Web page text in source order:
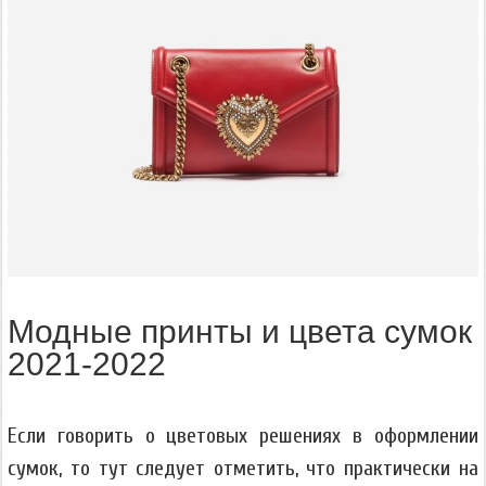
Модные принты и цвета сумок
2021-2022
Если говорить о цветовых решениях в оформлении
сумок, то тут следует отметить, что практически на